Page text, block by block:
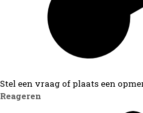
Stel een vraag of plaats een
Reageren